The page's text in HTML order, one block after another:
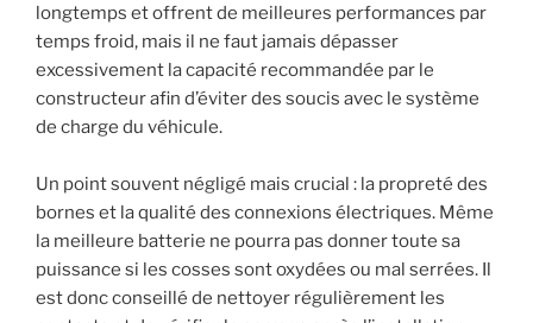
longtemps et offrent de meilleures performances par
temps froid, mais il ne faut jamais dépasser
excessivement la capacité recommandée par le
constructeur afin d’éviter des soucis avec le système
de charge du véhicule.
Un point souvent négligé mais crucial : la propreté des
bornes et la qualité des connexions électriques. Même
la meilleure batterie ne pourra pas donner toute sa
puissance si les cosses sont oxydées ou mal serrées. Il
est donc conseillé de nettoyer régulièrement les